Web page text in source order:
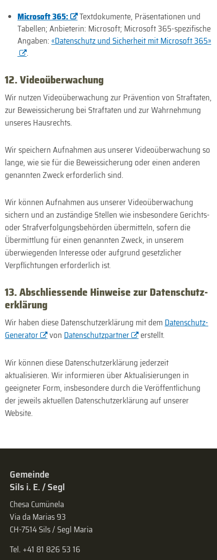
Micro­soft 365:
Text­dokumente, Präsen­tationen und
Tabellen; Anbieterin: Microsoft; Micro­soft 365-spezifische
Angaben:«Datenschutz und Sicherheit mit Microsoft 365»
.
12. Videoüberwachung
Wir nutzen Videoüberwachung zur Prävention von Straftaten,
zur Beweis­sicherung bei Straftaten und zur Wahrnehmung
unseres Hausrechts.
Wir speichern Aufnahmen aus unserer Videoüberwachung so
lange, wie sie für die Beweis­sicherung oder einen anderen
genannten Zweck erforderlich sind.
Wir können Aufnahmen aus unserer Videoüberwachung
sichern und an zuständige Stellen wie insbesondere Gerichts-
oder Strafverfolgungsbehörden übermitteln, sofern die
Übermittlung für einen genannten Zweck, in unserem
überwiegenden Interesse oder aufgrund gesetzlicher
Verpflichtungen erforderlich ist.
13. Abschliessende Hinweise zur Daten­schutz­
erklärung
Wir haben diese Daten­schutz­erklärung mit dem Daten­schutz-
Generator
von Daten­schutz­partner erstellt.
Wir können diese Daten­schutz­erklärung jederzeit
aktualisieren. Wir informieren über Aktualisierungen in
geeigneter Form, insbesondere durch die Veröffentlichung
der jeweils aktuellen Daten­schutz­erklärung auf unserer
Website.
Gemeinde
Sils i. E. / Segl
Chesa Cumünela
Via da Marias 93
CH-7514 Sils / Segl Maria
Tel. +41 81 826 53 16